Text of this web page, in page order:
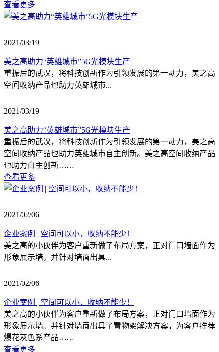
查看更多
2021/03/19
美之高助力“英雄城市”5G光模块生产
重振后的武汉，将科技创新作为引领发展的第一动力，美之高
空间收纳产品也助力英雄城市...
2021/03/19
美之高助力“英雄城市”5G光模块生产
重振后的武汉，将科技创新作为引领发展的第一动力，美之高
空间收纳产品也助力英雄城市自主创新。美之高空间收纳产品
也助力自主创新……
查看更多
2021/02/06
企业案例 | 空间可以小，收纳不能少！
美之高的小伙伴为客户重新做了布局方案，正对门口墙面作为
形象展示墙。并针对墙面出具...
2021/02/06
企业案例 | 空间可以小，收纳不能少！
美之高的小伙伴为客户重新做了布局方案，正对门口墙面作为
形象展示墙。并针对墙面出具了置物架解决方案，为客户推荐
爆花灰色系产品……
查看更多